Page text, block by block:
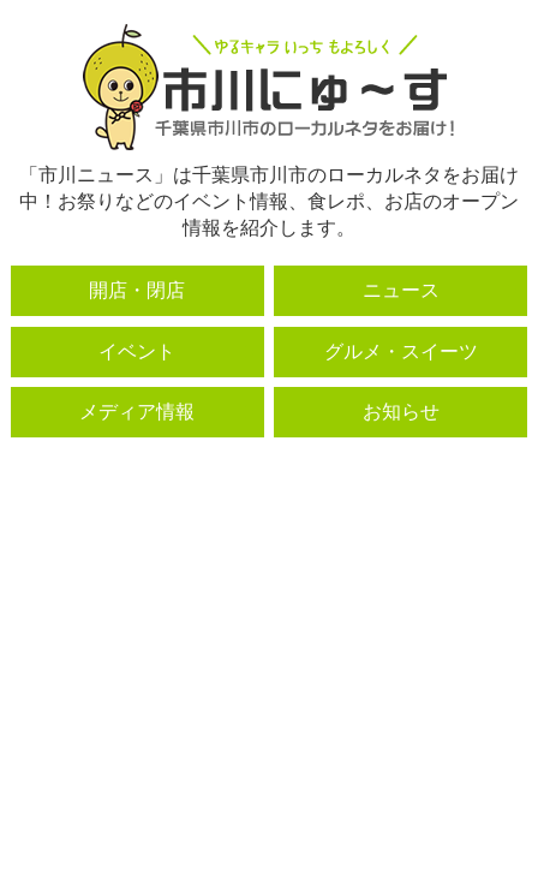
「市川ニュース」は千葉県市川市のローカルネタをお届け
中！お祭りなどのイベント情報、食レポ、お店のオープン
情報を紹介します。
開店・閉店 ニュース
イベント グルメ・スイーツ
メディア情報 お知らせ